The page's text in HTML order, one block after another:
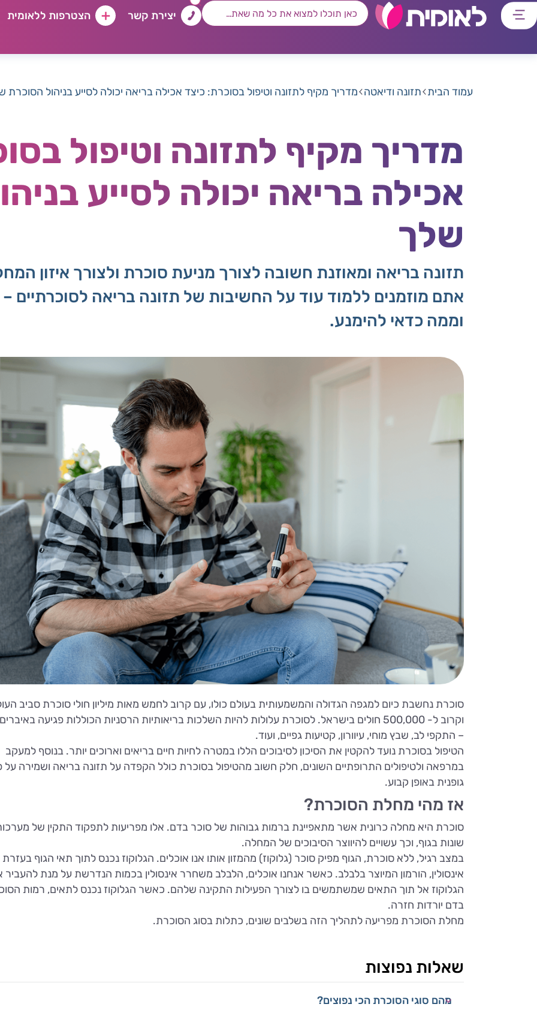
דלג
דלג
דלג
דלג
יצירת קשר הצטרפות ללאומית
עמוד הבית תזונה ודיאטה מדריך מקיף לתזונה וטיפול בסוכרת: כיצד אכילה בריאה יכולה לסייע בניהול הסוכרת
מדריך מקיף לתזונה וטיפול
אכילה בריאה יכולה לסייע
שלך
תזונה בריאה ומאוזנת חשובה לצורך מניעת סוכרת ולצורך איזון
אתם מוזמנים ללמוד עוד על החשיבות של תזונה בריאה לסוכרתיים
וממה כדאי להימנע.
סוכרת נחשבת כיום למגפה הגדולה והמשמעותית בעולם כולו, עם קרוב לחמש מאות מיליון חולי סוכרת סביב
וקרוב ל- 500,000 חולים בישראל. לסוכרת עלולות להיות השלכות בריאותיות הרסניות הכוללות פגיעה
– התקפי לב, שבץ מוחי, עיוורון, קטיעות גפיים, ועוד.
הטיפול בסוכרת נועד להקטין את הסיכון לסיבוכים הללו במטרה לחיות חיים בריאים וארוכים יותר. בנוסף למעקב
במרפאה ולטיפולים התרופתיים השונים, חלק חשוב מהטיפול בסוכרת כולל הקפדה על תזונה בריאה ושמירה על
גופנית באופן קבוע.
אז מהי מחלת הסוכרת?
סוכרת היא מחלה כרונית אשר מתאפיינת ברמות גבוהות של סוכר בדם. אלו מפריעות לתפקוד התקין של
שונות בגוף, וכך עשויים להיווצר הסיבוכים של המחלה.
במצב רגיל, ללא סוכרת, הגוף מפיק סוכר (גלוקוז) מהמזון אותו אנו אוכלים. הגלוקוז נכנס לתוך תאי הגוף בעזרת
אינסולין, הורמון המיוצר בלבלב. כאשר אנחנו אוכלים, הלבלב משחרר אינסולין בכמות הנדרשת על מנת
הגלוקוז אל תוך התאים שמשתמשים בו לצורך הפעילות התקינה שלהם. כאשר הגלוקוז נכנס לתאים, רמות
בדם יורדות חזרה.
מחלת הסוכרת מפריעה לתהליך הזה בשלבים שונים, כתלות בסוג הסוכרת.
שאלות נפוצות
מהם סוגי הסוכרת הכי נפוצים?